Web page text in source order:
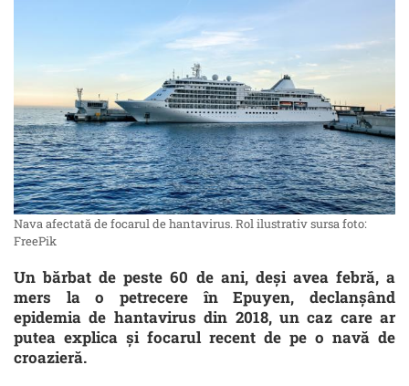
Nava afectată de focarul de hantavirus. Rol ilustrativ sursa foto:
FreePik
Un bărbat de peste 60 de ani, deși avea febră, a
mers la o petrecere în Epuyen, declanșând
epidemia de hantavirus din 2018, un caz care ar
putea explica și focarul recent de pe o navă de
croazieră.